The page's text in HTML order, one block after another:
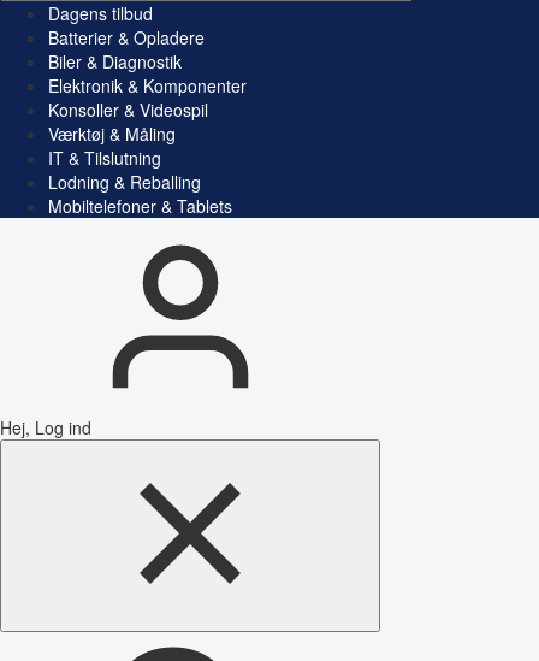
Dagens tilbud
Batterier & Opladere
Biler & Diagnostik
Elektronik & Komponenter
Konsoller & Videospil
Værktøj & Måling
IT & Tilslutning
Lodning & Reballing
Mobiltelefoner & Tablets
Hej, Log ind